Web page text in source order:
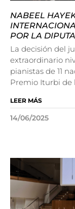
NABEEL
POR LA
La decisión del
extraordinario
pianistas de 11
Premio Iturbi de
LEER MÁS
14/06/2025